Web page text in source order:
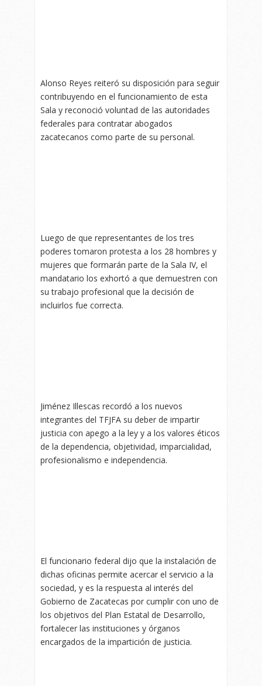
Alonso Reyes reiteró su disposición para seguir
contribuyendo en el funcionamiento de esta
Sala y reconoció voluntad de las autoridades
federales para contratar abogados
zacatecanos como parte de su personal.
Luego de que representantes de los tres
poderes tomaron protesta a los 28 hombres y
mujeres que formarán parte de la Sala IV, el
mandatario los exhortó a que demuestren con
su trabajo profesional que la decisión de
incluirlos fue correcta.
Jiménez Illescas recordó a los nuevos
integrantes del TFJFA su deber de impartir
justicia con apego a la ley y a los valores éticos
de la dependencia, objetividad, imparcialidad,
profesionalismo e independencia.
El funcionario federal dijo que la instalación de
dichas oficinas permite acercar el servicio a la
sociedad, y es la respuesta al interés del
Gobierno de Zacatecas por cumplir con uno de
los objetivos del Plan Estatal de Desarrollo,
fortalecer las instituciones y órganos
encargados de la impartición de justicia.